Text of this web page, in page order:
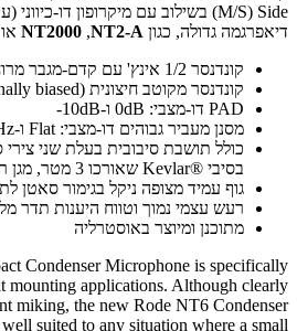
Side
‏(
M/S
דיאפרגמה גדולה, כגון NT2-A
,
NT2000 או
קונדנסר 1/2 אינץ' עם קדם-מגבר מרוחק
קונדנסר מקוטב חיצונית (biased
PAD דו-מצבי: ‎0dB ו-‎-10dB‎
מסנן מעביר גבוהים דו-מצבי: Flat ו-
כולל תושבת סיבובית בעלת שני צירי
בסיבי Kevlar® שאורכו 3 מטר, מגן רוח ונרתיק מרוכסן
גוף עמיד מצופה ניקל בגימור סאטן
רעש עצמי נמוך וטווח היענות תדר
מתוכנן ומיוצר באוסטרליה
Condenser Microphone is specifically
mounting applications. Although clearly
miking, the new Rode NT6 Condenser
suited to any situation where a small